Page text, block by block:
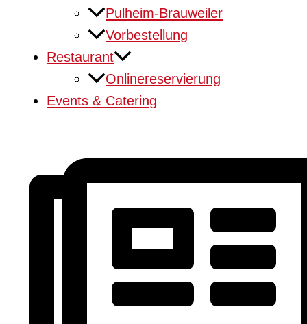
Pulheim-Brauweiler
Vorbestellung
Restaurant
Onlinereservierung
Events & Catering